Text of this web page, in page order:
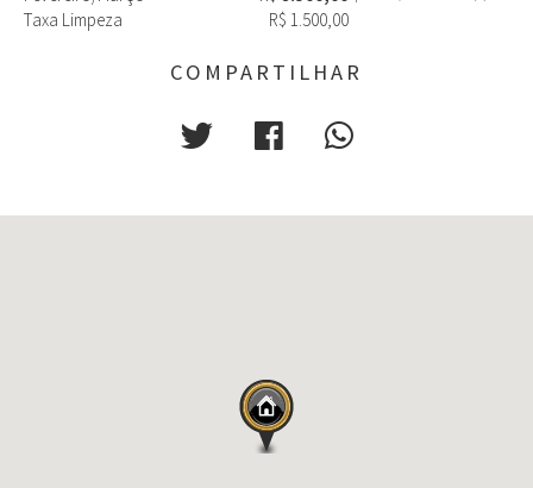
salões de beleza, academias e pubs.
entregar conforto e comodidade.
Taxa Limpeza R$ 1.500,00
COMPARTILHAR